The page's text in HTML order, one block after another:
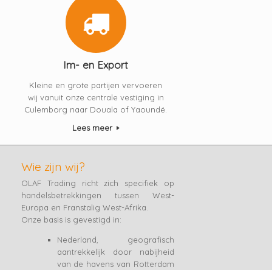
Im- en Export
Kleine en grote partijen vervoeren
wij vanuit onze centrale vestiging in
Culemborg naar Douala of Yaoundé.
Lees meer
Wie zijn wij?
OLAF Trading richt zich specifiek op
handelsbetrekkingen tussen West-
Europa en Franstalig West-Afrika.
Onze basis is gevestigd in:
Nederland, geografisch
aantrekkelijk door nabijheid
van de havens van Rotterdam